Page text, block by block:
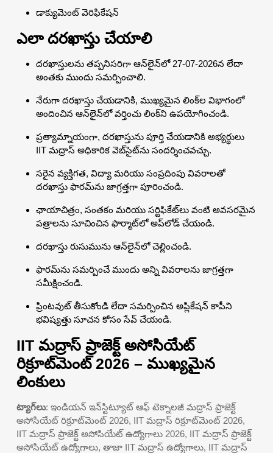
డాక్యుమెంట్ వెరిఫికేషన్
ఎలా దరఖాస్తు చేయాలి
దరఖాస్తులను తప్పనిసరిగా ఆన్‌లైన్‌లో 27-07-2026న లేదా
అంతకు ముందు సమర్పించాలి.
నేరుగా దరఖాస్తు చేయడానికి, ముఖ్యమైన లింక్‌ల విభాగంలో
అందించిన ఆన్‌లైన్‌లో వర్తించు లింక్‌ని ఉపయోగించండి.
ప్రత్యామ్నాయంగా, దరఖాస్తును పూర్తి చేయడానికి అభ్యర్థులు
IIT మద్రాస్ అధికారిక వెబ్‌సైట్‌ను సందర్శించవచ్చు.
సరైన వ్యక్తిగత, విద్యా మరియు సంప్రదింపు వివరాలతో
దరఖాస్తు ఫారమ్‌ను జాగ్రత్తగా పూరించండి.
ఛాయాచిత్రం, సంతకం మరియు సర్టిఫికేట్‌లు వంటి అవసరమైన
పత్రాలను సూచించిన ఫార్మాట్‌లో అప్‌లోడ్ చేయండి.
దరఖాస్తు రుసుమును ఆన్‌లైన్‌లో చెల్లించండి.
ఫారమ్‌ను సమర్పించే ముందు అన్ని వివరాలను జాగ్రత్తగా
సమీక్షించండి.
ప్రింటవుట్ తీసుకోండి లేదా సమర్పించిన అప్లికేషన్ కాపీని
భవిష్యత్తు సూచన కోసం సేవ్ చేయండి.
IIT మద్రాస్ ప్రాజెక్ట్ అసోసియేట్
రిక్రూట్‌మెంట్ 2026 – ముఖ్యమైన
లింకులు
ట్యాగ్‌లు: ఇండియన్ ఇన్‌స్టిట్యూట్ ఆఫ్ టెక్నాలజీ మద్రాస్ ప్రాజెక్ట్
అసోసియేట్ రిక్రూట్‌మెంట్ 2026, IIT మద్రాస్ రిక్రూట్‌మెంట్ 2026,
IIT మద్రాస్ ప్రాజెక్ట్ అసోసియేట్ ఉద్యోగాలు 2026, IIT మద్రాస్ ప్రాజెక్ట్
అసోసియేట్ ఉద్యోగాలు, తాజా IIT మద్రాస్ ఉద్యోగాలు, IIT మద్రాస్